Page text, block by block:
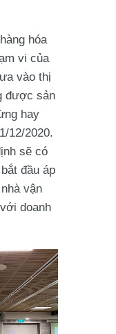
hóa
vi của
vào thị
được sản
hay
12/2020.
sẽ có
đầu áp
vận
doanh